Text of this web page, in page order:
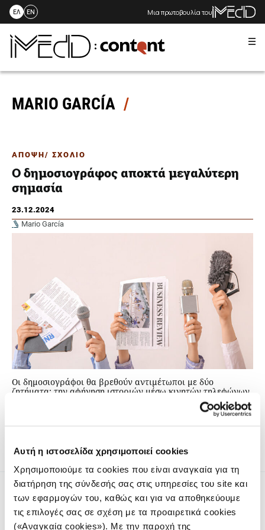
Αυτή η ιστοσελίδα χρησιμοποιεί cookies
Χρησιμοποιούμε τα cookies που είναι αναγκαία για τη
διατήρηση της σύνδεσής σας στις υπηρεσίες του site και
των εφαρμογών του, καθώς και για να αποθηκεύουμε
τις επιλογές σας σε σχέση με τα προαιρετικά cookies
(«Αναγκαία cookies»). Με την παροχή της
Skip
content
ΕΛ EN Μια πρωτοβουλία του
MARIO GARCÍA
ΑΠΟΨΗ/ ΣΧΟΛΙΟ
Ο δημοσιογράφος αποκτά μεγαλύτερη
σημασία
23.12.2024
Mario García
Οι δημοσιογράφοι θα βρεθούν αντιμέτωποι με δύο
ζητήματα: την αφήγηση ιστοριών μέσω κινητών τηλεφώνων
και την τεχνητή νοημοσύνη, που θα αναμορφώσουν τη
δημιουργία περιεχομένου και τη διαδικασία παραγωγής